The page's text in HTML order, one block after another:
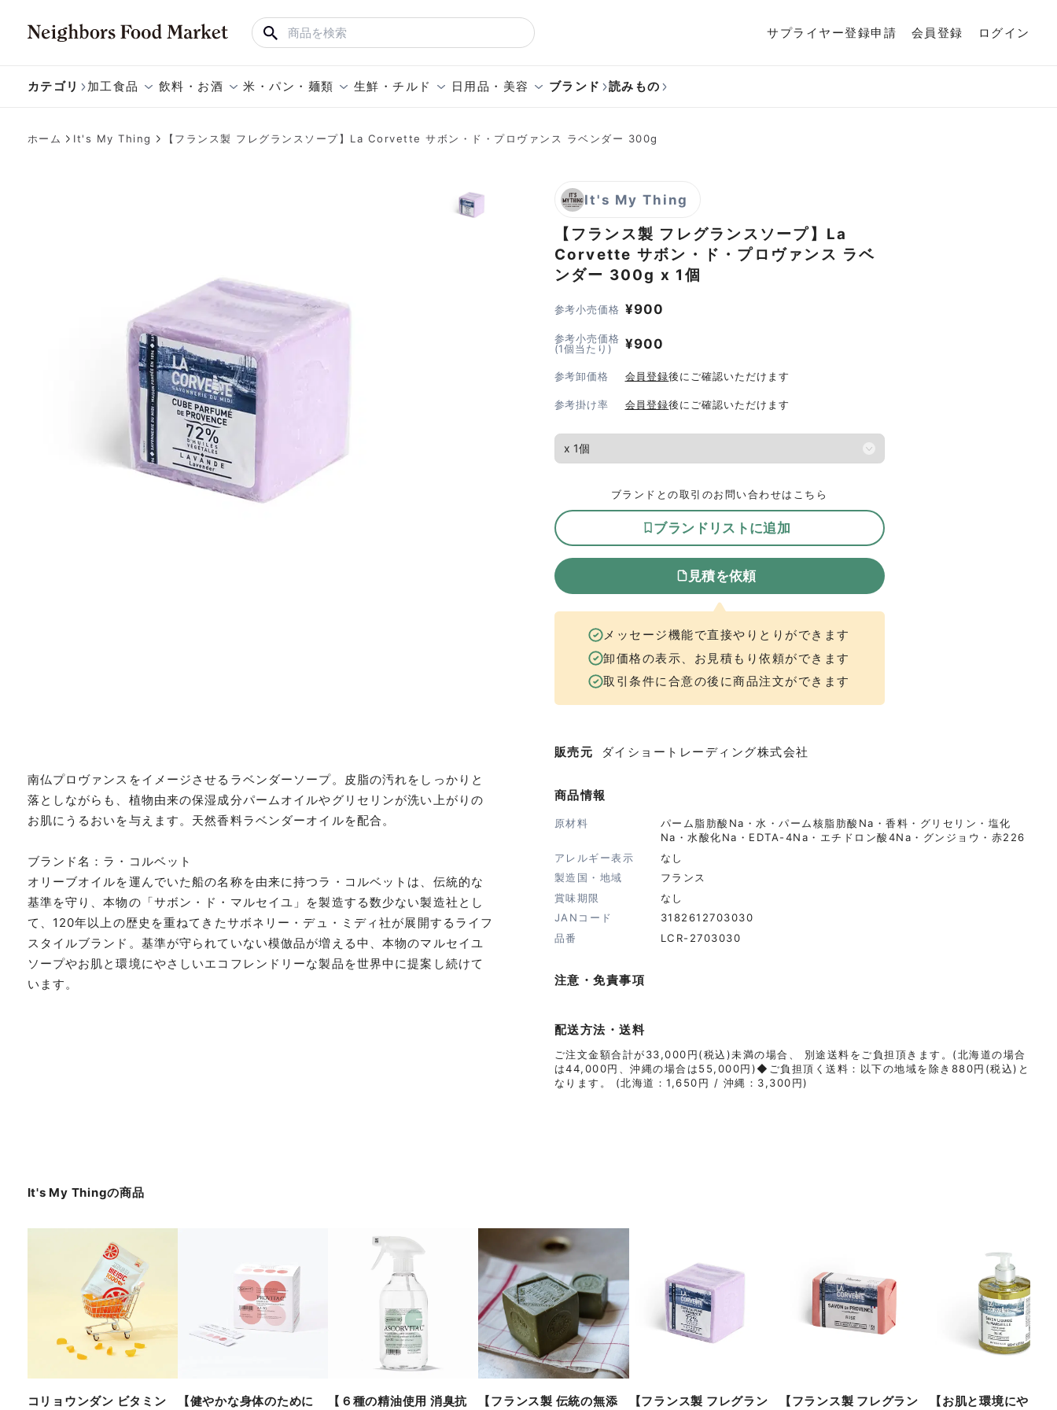
サプライヤー登録申請 会員登録 ログイン
カテゴリ 加工食品 飲料・お酒 米・パン・麺類 生鮮・チルド 日用品・美容 ブランド 読みもの
ホーム It's My Thing 【フランス製 フレグランスソープ】La Corvette サボン・ド・プロヴァンス ラベンダー 300g
It's My Thing
【フランス製 フレグランスソープ】La
Corvette サボン・ド・プロヴァンス ラベ
ンダー 300g x 1個
参考小売価格 ¥900
参考小売価格
(1個当たり)
¥900
参考卸価格 会員登録後にご確認いただけます
参考掛け率 会員登録後にご確認いただけます
ブランドとの取引のお問い合わせはこちら
ブランドリストに追加
見積を依頼
メッセージ機能で直接やりとりができます
卸価格の表示、お見積もり依頼ができます
取引条件に合意の後に商品注文ができます
南仏プロヴァンスをイメージさせるラベンダーソープ。皮脂の汚れをしっかりと
落としながらも、植物由来の保湿成分パームオイルやグリセリンが洗い上がりの
お肌にうるおいを与えます。天然香料ラベンダーオイルを配合。
ブランド名：ラ・コルベット
オリーブオイルを運んでいた船の名称を由来に持つラ・コルベットは、伝統的な
基準を守り、本物の「サボン・ド・マルセイユ」を製造する数少ない製造社とし
て、120年以上の歴史を重ねてきたサボネリー・デュ・ミディ社が展開するライフ
スタイルブランド。基準が守られていない模倣品が増える中、本物のマルセイユ
ソープやお肌と環境にやさしいエコフレンドリーな製品を世界中に提案し続けて
います。
販売元 ダイショートレーディング株式会社
商品情報
原材料
パーム脂肪酸Na・水・パーム核脂肪酸Na・香料・グリセリン・塩化
Na・水酸化Na・EDTA-4Na・エチドロン酸4Na・グンジョウ・赤226
アレルギー表示
なし
製造国・地域
フランス
賞味期限
なし
JANコード
3182612703030
品番
LCR-2703030
注意・免責事項
配送方法・送料
ご注文金額合計が33,000円(税込)未満の場合、 別途送料をご負担頂きます。(北海道の場合
は44,000円、沖縄の場合は55,000円)◆ご負担頂く送料：以下の地域を除き880円(税込)と
なります。 (北海道：1,650円 / 沖縄：3,300円)
It's My Thingの商品
コリョウンダン ビタミン 【健やかな身体のために 【６種の精油使用 消臭抗 【フランス製 伝統の無添 【フランス製 フレグラン 【フランス製 フレグラン 【お肌と環境にやさ